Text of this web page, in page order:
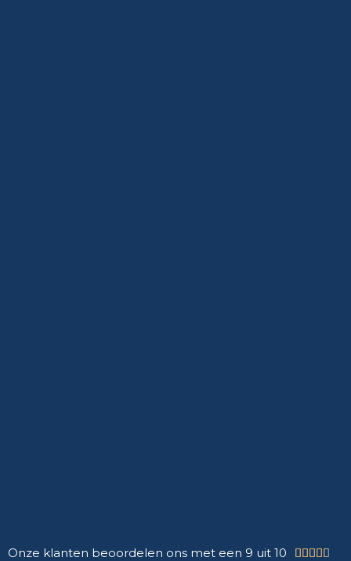
Onze klanten beoordelen ons met een 9 uit 10     